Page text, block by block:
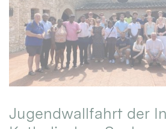
Jugendwallfahrt der